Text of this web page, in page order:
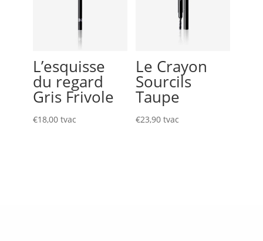
L’esquisse
du regard
Gris Frivole
€18,00 tvac
Le Crayon
Sourcils
Taupe
€23,90 tvac